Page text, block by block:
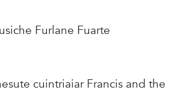
Furlane Fuarte
cuintriaiar Francis and the